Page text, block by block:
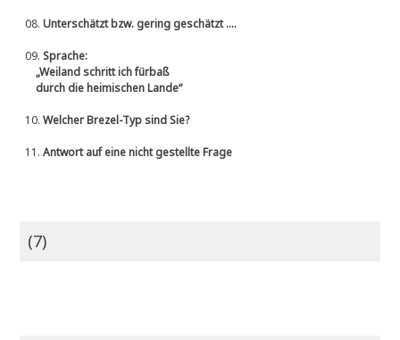
08.Unterschätzt bzw. gering geschätzt ....
09.Sprache:
„Weiland schritt ich fürbaß
durch die heimischen Lande“
10.Welcher Brezel-Typ sind Sie?
11.Antwort auf eine nicht gestellte Frage
(7)